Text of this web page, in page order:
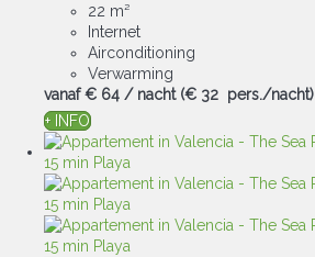
22 m²
Internet
Airconditioning
Verwarming
vanaf € 64 / nacht (€ 32 pers./nacht)
+ INFO